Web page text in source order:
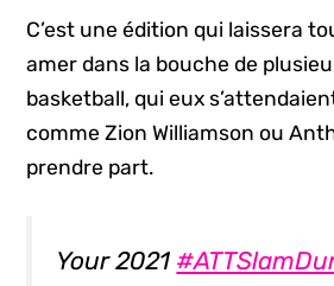
C’est une édition qui laissera
amer dans la bouche de
basketball, qui eux
comme Zion Williamson ou
prendre part.
Your 2021